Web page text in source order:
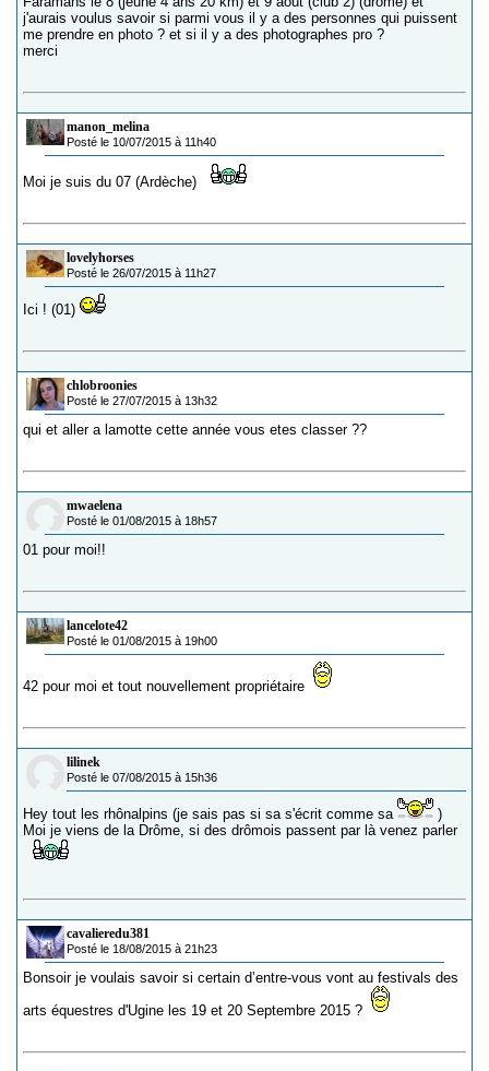
j'aurais voulus savoir si parmi vous il y a des personnes qui puissent
me prendre en photo ? et si il y a des photographes pro ?
merci
manon_melina
Posté le 10/07/2015 à 11h40
Moi je suis du 07 (Ardèche)
lovelyhorses
Posté le 26/07/2015 à 11h27
Ici ! (01)
chlobroonies
Posté le 27/07/2015 à 13h32
qui et aller a lamotte cette année vous etes classer ??
mwaelena
Posté le 01/08/2015 à 18h57
01 pour moi!!
lancelote42
Posté le 01/08/2015 à 19h00
42 pour moi et tout nouvellement propriétaire
lilinek
Posté le 07/08/2015 à 15h36
Hey tout les rhônalpins (je sais pas si sa s'écrit comme sa
)
Moi je viens de la Drôme, si des drômois passent par là venez parler
cavalieredu381
Posté le 18/08/2015 à 21h23
Bonsoir je voulais savoir si certain d’entre-vous vont au festivals des
arts équestres d'Ugine les 19 et 20 Septembre 2015 ?